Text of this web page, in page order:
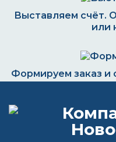
Выставляем счёт.
или
Формируем заказ и